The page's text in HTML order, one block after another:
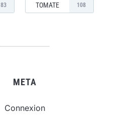
83 TOMATE 108
META
Connexion